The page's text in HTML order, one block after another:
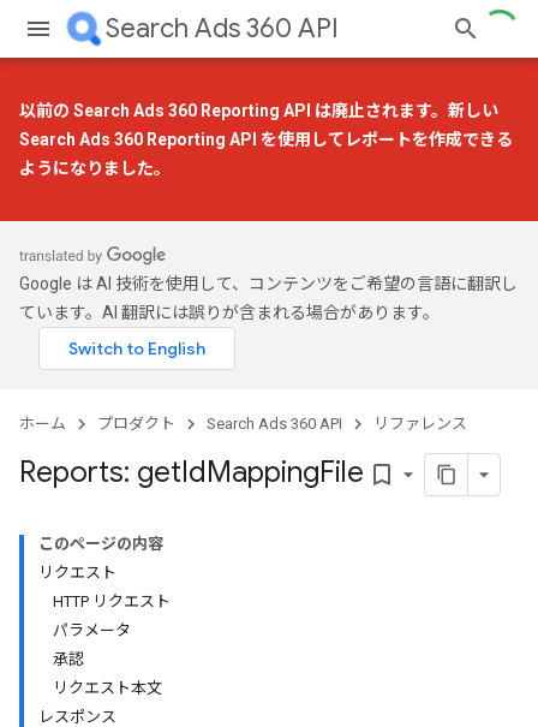
Search Ads 360 API
以前の Search Ads 360 Reporting API は廃止されます。 新しい
Search Ads 360 Reporting API を使用してレポートを作成できる
ようになりました。
Google は AI 技術を使用して、コンテンツをご希望の言語に翻訳し
ています。AI 翻訳には誤りが含まれる場合があります。
ホーム プロダクト Search Ads 360 API リファレンス
Reports: getIdMappingFile bookmark_border
このページの内容
リクエスト
HTTP リクエスト
パラメータ
承認
リクエスト本文
レスポンス